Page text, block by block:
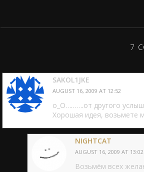
7
SAKOL1JKE
AUGUST 16, 2009 AT 12:52
о_О……….от другого
Хорошая идея, возьмете
NIGHTCAT
AUGUST 16, 2009 AT 13:02
Возьмём всех